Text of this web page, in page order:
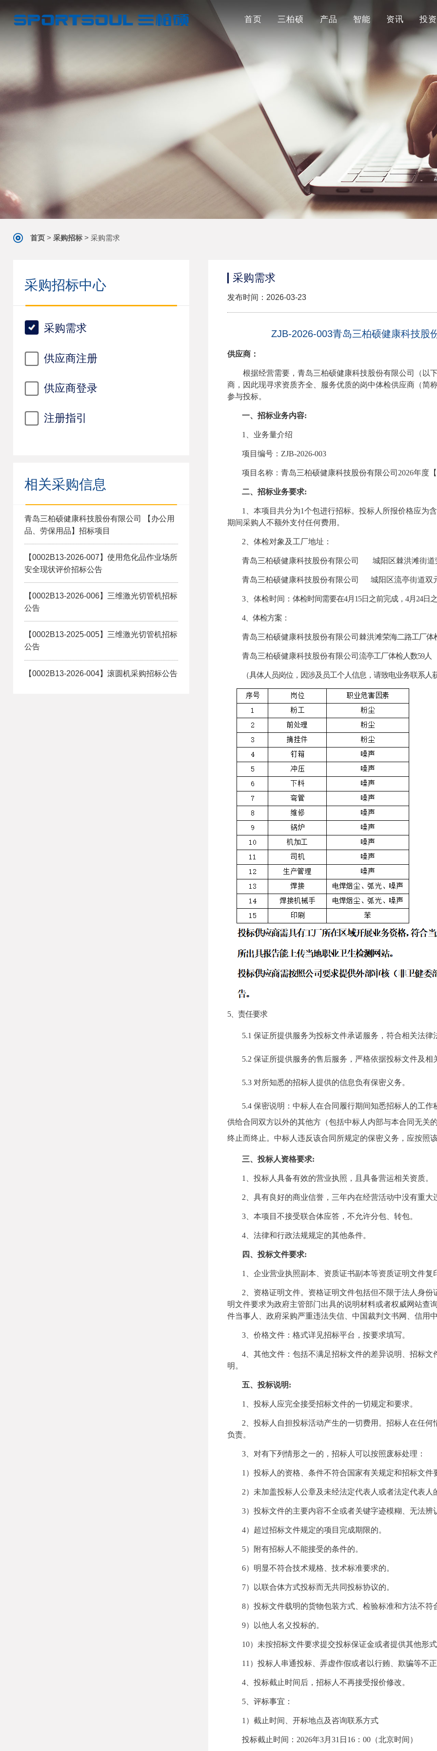
首页 三柏硕 产品 智能 资讯 投
首页> 采购招标> 采购需求
采购招标中心
采购需求
供应商注册
供应商登录
注册指引
相关采购信息
青岛三柏硕健康科技股份有限公司 【办公用
品、劳保用品】招标项目
【0002B13-2026-007】使用危化品作业场所
安全现状评价招标公告
【0002B13-2026-006】三维激光切管机招标
公告
【0002B13-2025-005】三维激光切管机招标
公告
【0002B13-2026-004】滚圆机采购招标公告
采购需求
发布时间：2026-03-23
ZJB-2026-003青岛三柏硕健康科技股
供应商：
根据经营需要， 青岛三柏硕健康科技股份有限公司
（以
商，因此现寻求资质齐全、服务优质的岗中体检供应商（简
参与投标。
一、招标业务内容:
1、业务量介绍
项目编号： ZJB-2026-003
项目名称：青岛三柏硕健康科技股份有限公司 2026年度
二、招标业务要求:
1、 本项目共分为1个包进行招标。投标人所报价格应为
期间采购人不额外支付任何费用 。
2、 体检对象及 工厂地址：
青岛三柏硕健康科技股份有限公司 城阳区棘洪滩街
青岛三柏硕健康科技股份有限公司 城阳区流亭街道双
3、 体检时间 ： 体检时间需要在4月15日之前完成，4月24日
4、 体检方案：
青岛三柏硕健康科技股份有限公司棘洪滩荣海二路工厂体
青岛三柏硕健康科技股份有限公司 流亭工厂体检人数59人
（具体人员岗位，因涉及员工个人信息，请致电业务联系人
5、 责任要求
5.1 保证所提供服务为投标文件承诺服务，符合相关法
5.2 保证所提供服务的售后服务，严格依据投标文件及相
5.3 对所知悉的招标人提供的信息负有保密义务。
5.4 保密说明：中标人在合同履行期间知悉招标人的工
供给合同双方以外的其他方（包括中标人内部与本合同无关
终止而终止。中标人违反该合同所规定的保密义务，应按照
三、投标人资格要求:
1、投标人具备有效的营业执照，且具备营运相关资质。
2、具有良好的商业信誉，三年内在经营活动中没有重大
3、本项目不接受联合体应答，不允许分包、转包。
4、法律和行政法规规定的其他条件。
四、投标文件要求:
1、企业营业执照副本、资质证书副本等资质证明文件复
2、资格证明文件。资格证明文件包括但不限于法人身
明文件要求为政府主管部门出具的说明材料或者权威网站查
件当事人、政府采购严重违法失信、中国裁判文书网、信用
3、价格文件：格式详见招标平台，按要求填写。
4、其他文件：包括不满足招标文件的差异说明、招标文
明 。
五、投标说明:
1、投标人应完全接受招标文件的一切规定和要求。
2、投标人自担投标活动产生的一切费用。招标人在任
负责。
3、对有下列情形之一的，招标人可以按照废标处理：
1）投标人的资格、条件不符合国家有关规定和招标文件
2）未加盖投标人公章及未经法定代表人或者法定代表人
3）投标文件的主要内容不全或者关键字迹模糊、无法辨
4）超过招标文件规定的项目完成期限的。
5）附有招标人不能接受的条件的。
6）明显不符合技术规格、技术标准要求的。
7）以联合体方式投标而无共同投标协议的。
8）投标文件载明的货物包装方式、检验标准和方法不符
9）以他人名义投标的。
10）未按招标文件要求提交投标保证金或者提供其他形
11）投标人串通投标、弄虚作假或者以行贿、欺骗等不
4、投标截止时间后，招标人不再接受报价修改。
5、评标事宜：
1）截止时间、开标地点及咨询联系方式
投标截止时间： 2026年3月31 日 16：00（北京时间）